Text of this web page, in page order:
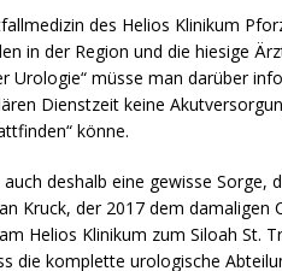
des Helios Klinikum
in der Region und die hiesige
Urologie“ müsse man darüber
Dienstzeit keine
könne.
deshalb eine gewisse Sorge,
Kruck, der 2017 dem damaligen
Helios Klinikum zum Siloah St.
die komplette urologische